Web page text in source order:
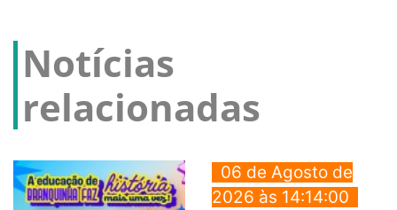
Notícias
relacionadas
06 de Agosto de
2026 às 14:14:00